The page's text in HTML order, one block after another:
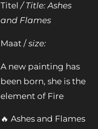
Titel/ Title: Ashes
and Flames
Maat / size:
A new painting has
been born, she is the
element of Fire
🔥 Ashes and Flames